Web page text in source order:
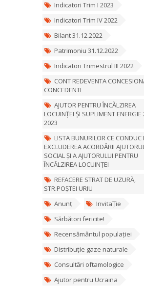
Indicatori Trim I 2023
Indicatori Trim IV 2022
Bilant 31.12.2022
Patrimoniu 31.12.2022
Indicatori Trimestrul III 2022
CONT REDEVENTA
CONCEDENTI
AJUTOR PENTRU ÎNCĂLZIREA
LOCUINȚEI ȘI SUPLIMENT
2023
LISTA BUNURILOR CE CONDUC
EXCLUDEREA ACORDĂRII
SOCIAL ȘI A AJUTORULUI PENTRU
ÎNCĂLZIREA LOCUINȚEI
REFACERE STRAT DE UZURÄ‚
STR.POȘTEI URIU
Anunț
InvitaȚie
Sărbători fericite!
Recensământul populației
Distribuție gaze naturale
Consultări oftamologice
Ajutor pentru Ucraina